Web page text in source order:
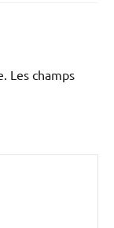
Les champs